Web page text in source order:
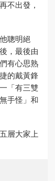
不出發，
聰明絕
，最後由
有心思熟
的戴黃鋒
「有三雙
手怪」和
層大家上